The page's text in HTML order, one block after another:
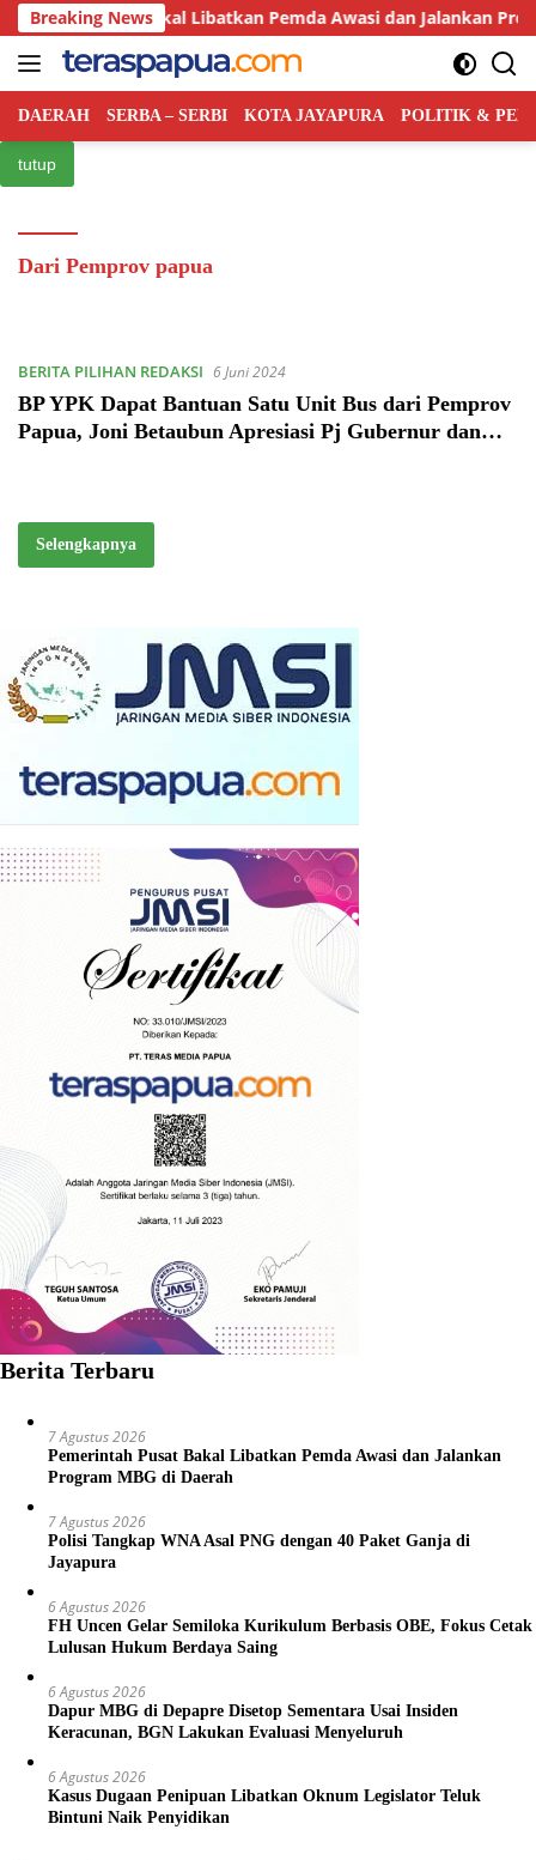
Langsung
ke
konten
Breaking News
Pusat Bakal Libatkan Pemda Awasi dan Jalankan
DAERAH SERBA – SERBI KOTA JAYAPURA POLITIK &
tutup
Dari Pemprov papua
BERITA PILIHAN REDAKSI 6 Juni 2024
BP YPK Dapat Bantuan Satu Unit Bus dari Pemprov
Papua, Joni Betaubun Apresiasi Pj Gubernur dan
Selengkapnya
Berita Terbaru
7 Agustus 2026
Pemerintah Pusat Bakal Libatkan Pemda Awasi dan Jalankan
Program MBG di Daerah
7 Agustus 2026
Polisi Tangkap WNA Asal PNG dengan 40 Paket Ganja di
Jayapura
6 Agustus 2026
FH Uncen Gelar Semiloka Kurikulum Berbasis OBE, Fokus Cetak
Lulusan Hukum Berdaya Saing
6 Agustus 2026
Dapur MBG di Depapre Disetop Sementara Usai Insiden
Keracunan, BGN Lakukan Evaluasi Menyeluruh
6 Agustus 2026
Kasus Dugaan Penipuan Libatkan Oknum Legislator Teluk
Bintuni Naik Penyidikan